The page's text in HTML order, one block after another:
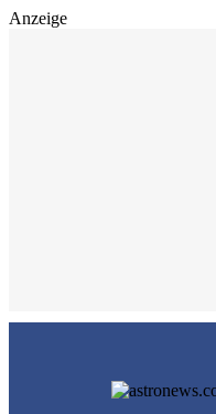
Anzeige